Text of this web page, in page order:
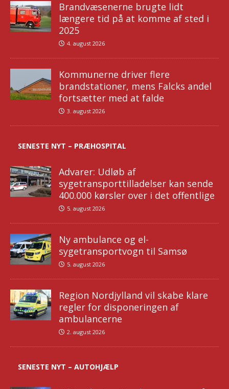
Brandvæsenerne brugte lidt
længere tid på at komme af sted i
2025
4. august 2026
Kommunerne driver flere
brandstationer, mens Falcks andel
fortsætter med at falde
3. august 2026
SENESTE NYT – PRÆHOSPITAL
Advarer: Udløb af
sygetransporttilladelser kan sende
400.000 kørsler over i det offentlige
5. august 2026
Ny ambulance og el-
sygetransportvogn til Samsø
5. august 2026
Region Nordjylland vil skabe klare
regler for disponeringen af
ambulancerne
2. august 2026
SENESTE NYT – AUTOHJÆLP